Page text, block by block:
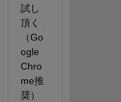
試し
頂く
（Go
ogle
Chro
me推
奨）